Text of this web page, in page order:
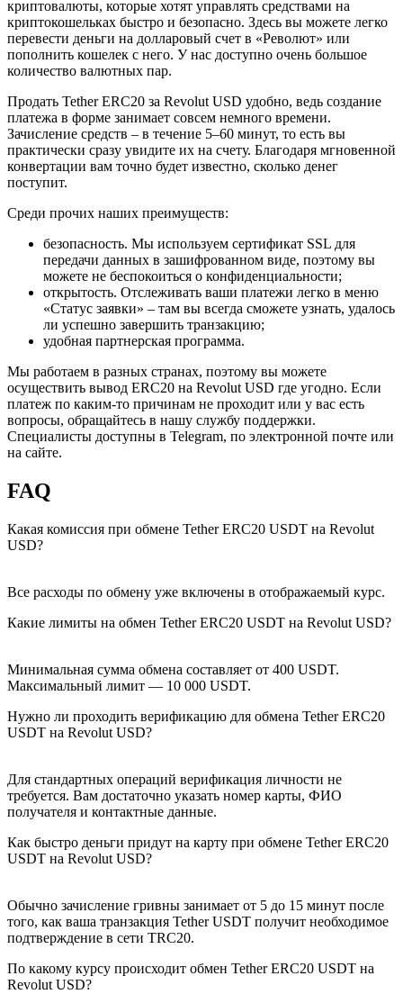
криптовалюты, которые хотят управлять средствами на
криптокошельках быстро и безопасно. Здесь вы можете легко
перевести деньги на долларовый счет в «Револют» или
пополнить кошелек с него. У нас доступно очень большое
количество валютных пар.
Продать Tether ERC20 за Revolut USD удобно, ведь создание
платежа в форме занимает совсем немного времени.
Зачисление средств – в течение 5–60 минут, то есть вы
практически сразу увидите их на счету. Благодаря мгновенной
конвертации вам точно будет известно, сколько денег
поступит.
Среди прочих наших преимуществ:
безопасность. Мы используем сертификат SSL для
передачи данных в зашифрованном виде, поэтому вы
можете не беспокоиться о конфиденциальности;
открытость. Отслеживать ваши платежи легко в меню
«Статус заявки» – там вы всегда сможете узнать, удалось
ли успешно завершить транзакцию;
удобная партнерская программа.
Мы работаем в разных странах, поэтому вы можете
осуществить вывод ERC20 на Revolut USD где угодно. Если
платеж по каким-то причинам не проходит или у вас есть
вопросы, обращайтесь в нашу службу поддержки.
Специалисты доступны в Telegram, по электронной почте или
на сайте.
FAQ
Какая комиссия при обмене Tether ERC20 USDT на Revolut
USD?
Все расходы по обмену уже включены в отображаемый курс.
Какие лимиты на обмен Tether ERC20 USDT на Revolut USD?
Минимальная сумма обмена составляет от 400 USDT.
Максимальный лимит — 10 000 USDT.
Нужно ли проходить верификацию для обмена Tether ERC20
USDT на Revolut USD?
Для стандартных операций верификация личности не
требуется. Вам достаточно указать номер карты, ФИО
получателя и контактные данные.
Как быстро деньги придут на карту при обмене Tether ERC20
USDT на Revolut USD?
Обычно зачисление гривны занимает от 5 до 15 минут после
того, как ваша транзакция Tether USDT получит необходимое
подтверждение в сети TRC20.
По какому курсу происходит обмен Tether ERC20 USDT на
Revolut USD?